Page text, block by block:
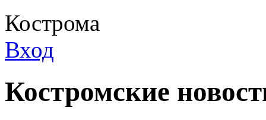
Кострома
Вход
Костромские